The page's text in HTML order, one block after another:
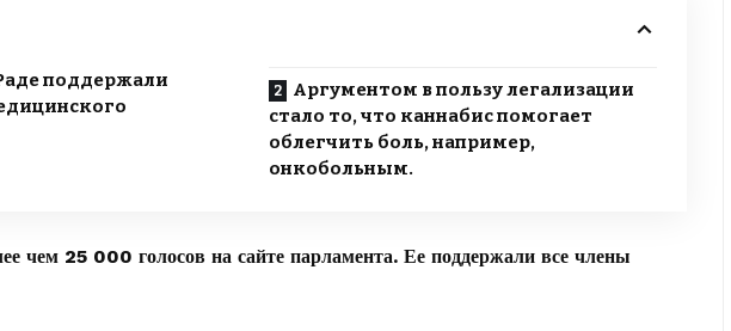
поддержали
Аргументом в пользу легализации
стало то, что каннабис помогает
облегчить боль, например,
онкобольным.
чем 25 000 голосов на сайте парламента. Ее поддержали все члены